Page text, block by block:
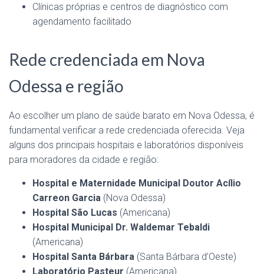
Clínicas próprias e centros de diagnóstico com
agendamento facilitado
Rede credenciada em Nova
Odessa e região
Ao escolher um plano de saúde barato em Nova Odessa, é
fundamental verificar a rede credenciada oferecida. Veja
alguns dos principais hospitais e laboratórios disponíveis
para moradores da cidade e região:
Hospital e Maternidade Municipal Doutor Acílio
Carreon Garcia (Nova Odessa)
Hospital São Lucas (Americana)
Hospital Municipal Dr. Waldemar Tebaldi
(Americana)
Hospital Santa Bárbara (Santa Bárbara d’Oeste)
Laboratório Pasteur (Americana)